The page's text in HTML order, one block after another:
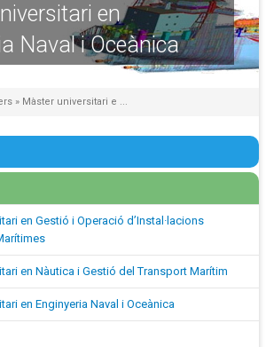
en
Naval i Oceànica
» Màster universitari e ...
en Gestió i Operació d’Instal·lacions
en Nàutica i Gestió del Transport Marítim
en Enginyeria Naval i Oceànica